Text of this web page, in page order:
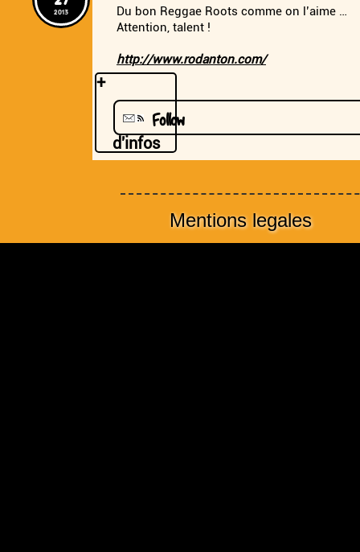
2013
Du bon Reggae Roots comme on l’aime …
Attention, talent !
http://www.rodanton.com/
Follow
+
d'infos
Mentions legales